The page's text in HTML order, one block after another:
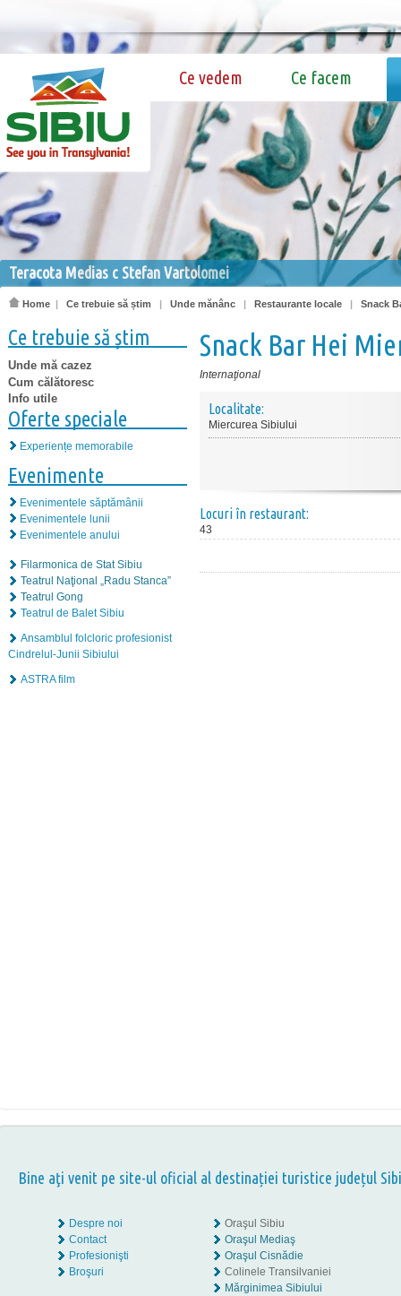
Ce vedem Ce facem
Teracota Medias c Stefan Vartolomei
Home | Ce trebuie să știm | Unde mănânc | Restaurante locale | Snack
Ce trebuie să știm
Unde mă cazez
Cum călătoresc
Info utile
Oferte speciale
Experiențe memorabile
Evenimente
Evenimentele săptămânii
Evenimentele lunii
Evenimentele anului
Filarmonica de Stat Sibiu
Teatrul Naţional „Radu Stanca”
Teatrul Gong
Teatrul de Balet Sibiu
Ansamblul folcloric profesionist
Cindrelul-Junii Sibiului
ASTRA film
Snack Bar Hei
Internaţional
Localitate:
Miercurea Sibiului
Locuri în restaurant:
43
Bine aţi venit pe site-ul oficial al destinației turistice județul
Despre noi
Contact
Profesionişti
Broşuri
Oraşul Sibiu
Oraşul Mediaş
Oraşul Cisnădie
Colinele Transilvaniei
Mărginimea Sibiului